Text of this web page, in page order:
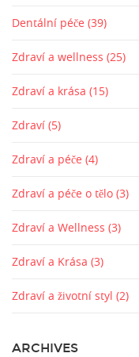
Dentální péče (39)
Zdraví a wellness (25)
Zdraví a krása (15)
Zdraví (5)
Zdraví a péče (4)
Zdraví a péče o tělo (3)
Zdraví a Wellness (3)
Zdraví a Krása (3)
Zdraví a životní styl (2)
ARCHIVES